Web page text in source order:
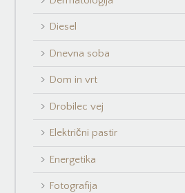
Diesel
Dnevna soba
Dom in vrt
Drobilec vej
Električni pastir
Energetika
Fotografija